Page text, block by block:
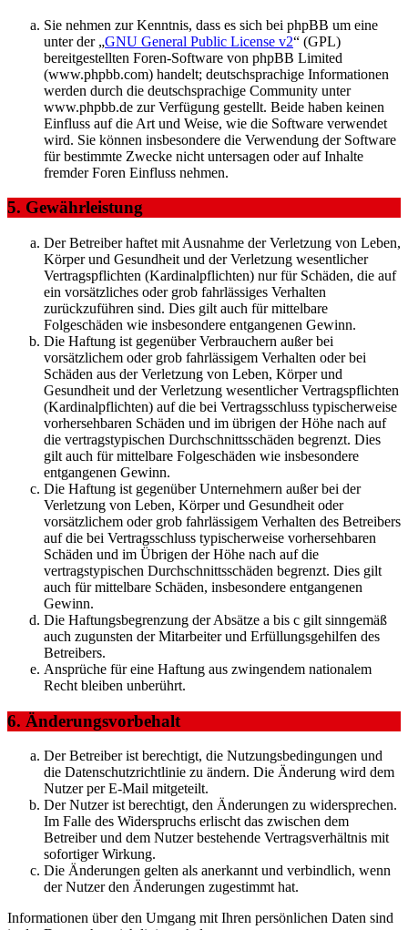
Sie nehmen zur Kenntnis, dass es sich bei phpBB um eine
unter der „GNU General Public License v2“ (GPL)
bereitgestellten Foren-Software von phpBB Limited
(www.phpbb.com) handelt; deutschsprachige Informationen
werden durch die deutschsprachige Community unter
www.phpbb.de zur Verfügung gestellt. Beide haben keinen
Einfluss auf die Art und Weise, wie die Software verwendet
wird. Sie können insbesondere die Verwendung der Software
für bestimmte Zwecke nicht untersagen oder auf Inhalte
fremder Foren Einfluss nehmen.
5. Gewährleistung
Der Betreiber haftet mit Ausnahme der Verletzung von Leben,
Körper und Gesundheit und der Verletzung wesentlicher
Vertragspflichten (Kardinalpflichten) nur für Schäden, die auf
ein vorsätzliches oder grob fahrlässiges Verhalten
zurückzuführen sind. Dies gilt auch für mittelbare
Folgeschäden wie insbesondere entgangenen Gewinn.
Die Haftung ist gegenüber Verbrauchern außer bei
vorsätzlichem oder grob fahrlässigem Verhalten oder bei
Schäden aus der Verletzung von Leben, Körper und
Gesundheit und der Verletzung wesentlicher Vertragspflichten
(Kardinalpflichten) auf die bei Vertragsschluss typischerweise
vorhersehbaren Schäden und im übrigen der Höhe nach auf
die vertragstypischen Durchschnittsschäden begrenzt. Dies
gilt auch für mittelbare Folgeschäden wie insbesondere
entgangenen Gewinn.
Die Haftung ist gegenüber Unternehmern außer bei der
Verletzung von Leben, Körper und Gesundheit oder
vorsätzlichem oder grob fahrlässigem Verhalten des Betreibers
auf die bei Vertragsschluss typischerweise vorhersehbaren
Schäden und im Übrigen der Höhe nach auf die
vertragstypischen Durchschnittsschäden begrenzt. Dies gilt
auch für mittelbare Schäden, insbesondere entgangenen
Gewinn.
Die Haftungsbegrenzung der Absätze a bis c gilt sinngemäß
auch zugunsten der Mitarbeiter und Erfüllungsgehilfen des
Betreibers.
Ansprüche für eine Haftung aus zwingendem nationalem
Recht bleiben unberührt.
6. Änderungsvorbehalt
Der Betreiber ist berechtigt, die Nutzungsbedingungen und
die Datenschutzrichtlinie zu ändern. Die Änderung wird dem
Nutzer per E-Mail mitgeteilt.
Der Nutzer ist berechtigt, den Änderungen zu widersprechen.
Im Falle des Widerspruchs erlischt das zwischen dem
Betreiber und dem Nutzer bestehende Vertragsverhältnis mit
sofortiger Wirkung.
Die Änderungen gelten als anerkannt und verbindlich, wenn
der Nutzer den Änderungen zugestimmt hat.
Informationen über den Umgang mit Ihren persönlichen Daten sind